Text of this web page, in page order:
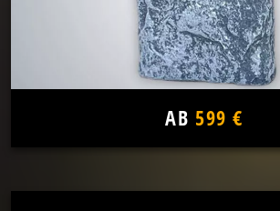
AB 599 €